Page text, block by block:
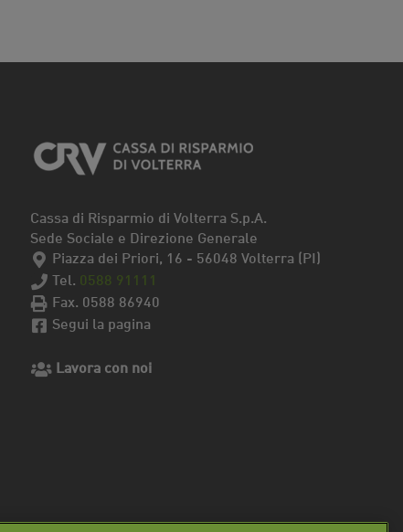
Cassa di Risparmio di Volterra S.p.A.
Sede Sociale e Direzione Generale
Piazza dei Priori, 16 - 56048 Volterra (PI)
Tel. 0588 91111
Fax. 0588 86940
Segui la pagina
Lavora con noi